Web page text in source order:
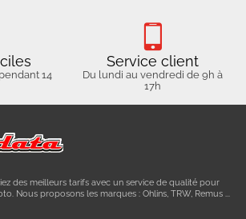
14
Service client
Du lundi au vendredi de 9h à
17h
des meilleurs tarifs avec un service de qualité pour
Nous proposons les marques : Ohlins, TRW, Remus ...